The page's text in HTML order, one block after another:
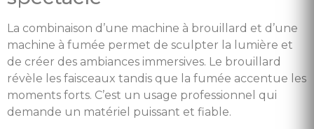
La combinaison d’une machine à brouillard et d’une
machine à fumée permet de sculpter la lumière et
de créer des ambiances immersives. Le brouillard
révèle les faisceaux tandis que la fumée accentue les
moments forts. C’est un usage professionnel qui
demande un matériel puissant et fiable.